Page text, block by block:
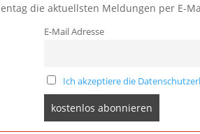
die aktuellsten Meldungen per E-
E-Mail Adresse
Ich akzeptiere die